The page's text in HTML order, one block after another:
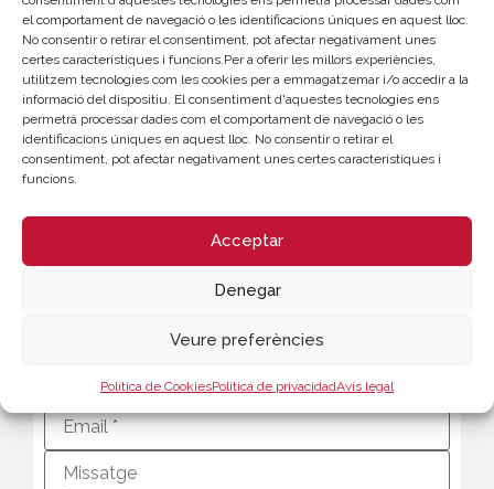
el comportament de navegació o les identificacions úniques en aquest lloc.
No consentir o retirar el consentiment, pot afectar negativament unes
certes característiques i funcions.Per a oferir les millors experiències,
utilitzem tecnologies com les cookies per a emmagatzemar i/o accedir a la
informació del dispositiu. El consentiment d'aquestes tecnologies ens
permetrà processar dades com el comportament de navegació o les
identificacions úniques en aquest lloc. No consentir o retirar el
consentiment, pot afectar negativament unes certes característiques i
funcions.
Acceptar
Denegar
Veure preferències
Política de CookiesPolítica de privacidadAvís legal
CONTACTE
Alberto Rodrigo
albertorodrigo@camaravalencia.com